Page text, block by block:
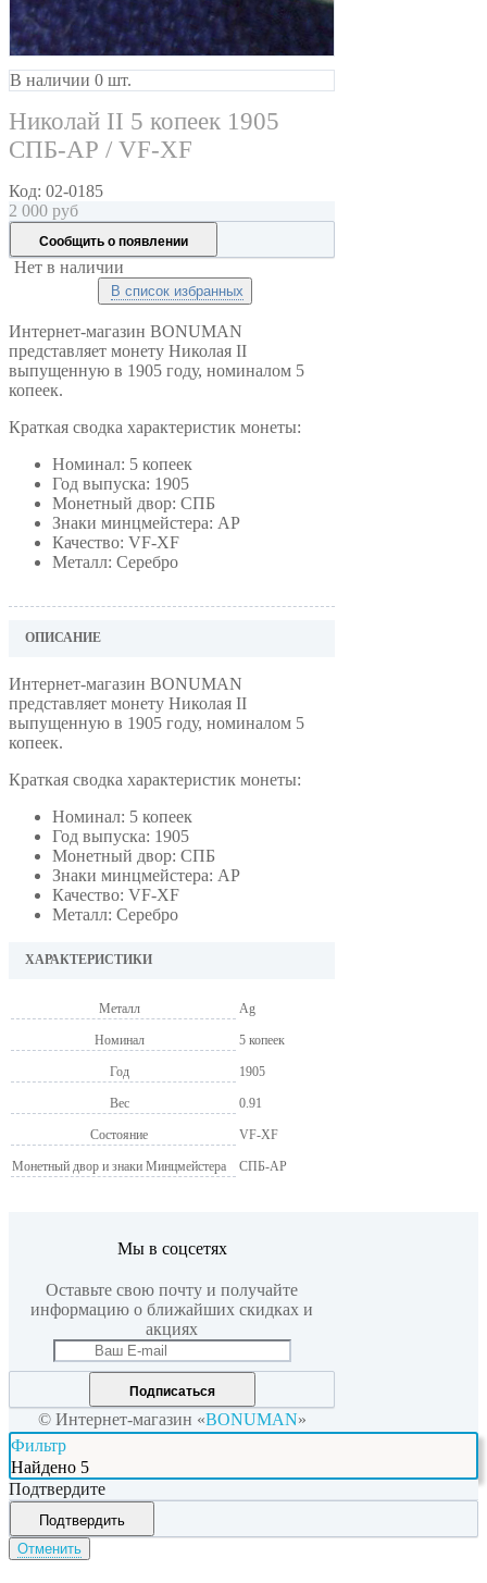
В наличии 0 шт.
Николай II 5 копеек 1905
СПБ-АР / VF-XF
Код: 02-0185
2 000 руб
Сообщить о появлении
Нет в наличии
В список избранных
Интернет-магазин BONUMAN
представляет монету Николая II
выпущенную в 1905 году, номиналом 5
копеек.
Краткая сводка характеристик монеты:
Номинал: 5 копеек
Год выпуска: 1905
Монетный двор: СПБ
Знаки минцмейстера: АР
Качество: VF-XF
Металл: Серебро
ОПИСАНИЕ
Интернет-магазин BONUMAN
представляет монету Николая II
выпущенную в 1905 году, номиналом 5
копеек.
Краткая сводка характеристик монеты:
Номинал: 5 копеек
Год выпуска: 1905
Монетный двор: СПБ
Знаки минцмейстера: АР
Качество: VF-XF
Металл: Серебро
ХАРАКТЕРИСТИКИ
Металл Ag
Номинал 5 копеек
Год 1905
Вес 0.91
Состояние VF-XF
Монетный двор и знаки Минцмейстера СПБ-АР
Мы в соцсетях
Оставьте свою почту и получайте
информацию о ближайших скидках и
акциях
Подписаться
© Интернет-магазин «BONUMAN»
Фильтр
Найдено 5
Подтвердите
Подтвердить
Отменить